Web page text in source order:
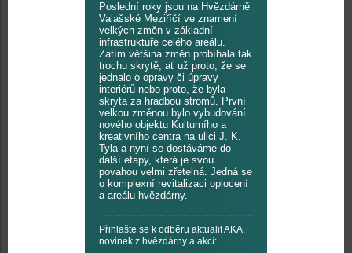
Poslední roky jsou na Hvězdárně
Valašské Meziříčí ve znamení
velkých změn v základní
infrastruktuře celého areálu.
Zatím většina změn probíhala tak
trochu skrytě, ať už proto, že se
jednalo o opravy či úpravy
interiérů nebo proto, že byla
skryta za hradbou stromů. První
velkou změnou bylo vybudování
nového objektu Kulturního a
kreativního centra na ulici J. K.
Tyla a nyní se dostáváme do
další etapy, která je svou
povahou velmi zřetelná. Jedná se
o komplexní revitalizaci oplocení
a areálu hvězdárny.
Přihlašte se k odběru aktualit AKA,
novinek z hvězdárny a akcí: